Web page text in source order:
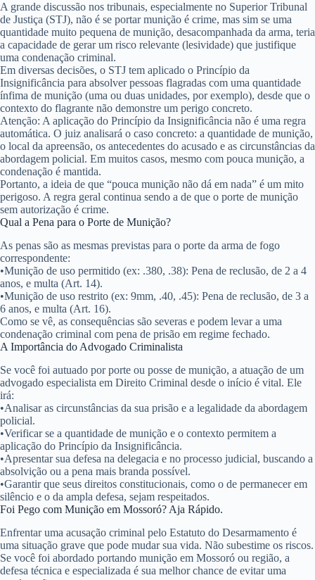
A grande discussão nos tribunais, especialmente no Superior Tribunal
de Justiça (STJ), não é se portar munição é crime, mas sim se uma
quantidade muito pequena de munição, desacompanhada da arma, teria
a capacidade de gerar um risco relevante (lesividade) que justifique
uma condenação criminal.
Em diversas decisões, o STJ tem aplicado o Princípio da
Insignificância para absolver pessoas flagradas com uma quantidade
ínfima de munição (uma ou duas unidades, por exemplo), desde que o
contexto do flagrante não demonstre um perigo concreto.
Atenção: A aplicação do Princípio da Insignificância não é uma regra
automática. O juiz analisará o caso concreto: a quantidade de munição,
o local da apreensão, os antecedentes do acusado e as circunstâncias da
abordagem policial. Em muitos casos, mesmo com pouca munição, a
condenação é mantida.
Portanto, a ideia de que “pouca munição não dá em nada” é um mito
perigoso. A regra geral continua sendo a de que o porte de munição
sem autorização é crime.
Qual a Pena para o Porte de Munição?
As penas são as mesmas previstas para o porte da arma de fogo
correspondente:
•Munição de uso permitido (ex: .380, .38): Pena de reclusão, de 2 a 4
anos, e multa (Art. 14).
•Munição de uso restrito (ex: 9mm, .40, .45): Pena de reclusão, de 3 a
6 anos, e multa (Art. 16).
Como se vê, as consequências são severas e podem levar a uma
condenação criminal com pena de prisão em regime fechado.
A Importância do Advogado Criminalista
Se você foi autuado por porte ou posse de munição, a atuação de um
advogado especialista em Direito Criminal desde o início é vital. Ele
irá:
•Analisar as circunstâncias da sua prisão e a legalidade da abordagem
policial.
•Verificar se a quantidade de munição e o contexto permitem a
aplicação do Princípio da Insignificância.
•Apresentar sua defesa na delegacia e no processo judicial, buscando a
absolvição ou a pena mais branda possível.
•Garantir que seus direitos constitucionais, como o de permanecer em
silêncio e o da ampla defesa, sejam respeitados.
Foi Pego com Munição em Mossoró? Aja Rápido.
Enfrentar uma acusação criminal pelo Estatuto do Desarmamento é
uma situação grave que pode mudar sua vida. Não subestime os riscos.
Se você foi abordado portando munição em Mossoró ou região, a
defesa técnica e especializada é sua melhor chance de evitar uma